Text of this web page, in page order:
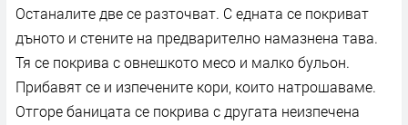
Останалите две се разточват. С едната се покриват
дъното и стените на предварително намазнена тава.
Тя се покрива с овнешкото месо и малко бульон.
Прибавят се и изпечените кори, които натрошаваме.
Отгоре баницата се покрива с другата неизпечена